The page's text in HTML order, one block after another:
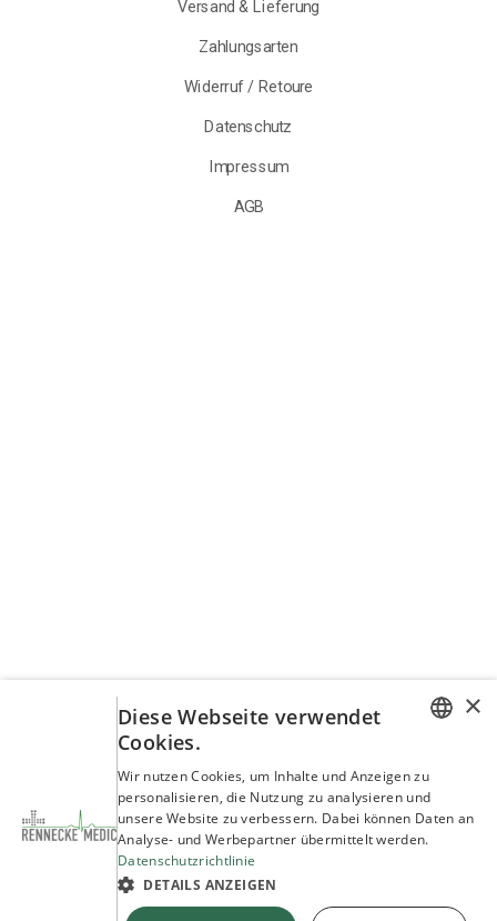
Versand & Lieferung
Zahlungsarten
Widerruf / Retoure
Datenschutz
Impressum
AGB
Benötigen Sie ein individuelles Angebot oder
haben Sie Fragen zu unseren Produkten?
Wir beraten Sie!
service@rennecke-medic.com
ENGLISH
×
Diese Webseite verwendet
Cookies.
Wir nutzen Cookies, um Inhalte und Anzeigen zu
personalisieren, die Nutzung zu analysieren und
unsere Website zu verbessern. Dabei können Daten an
Analyse- und Werbepartner übermittelt werden.
Datenschutzrichtlinie
DETAILS ANZEIGEN